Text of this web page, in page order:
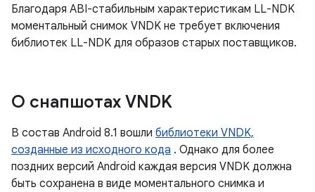
Благодаря ABI-стабильным характеристикам LL-NDK
моментальный снимок VNDK не требует включения
библиотек LL-NDK для образов старых поставщиков.
О снапшотах VNDK
В состав Android 8.1 вошли библиотеки VNDK,
созданные из исходного кода . Однако для более
поздних версий Android каждая версия VNDK должна
быть сохранена в виде моментального снимка и